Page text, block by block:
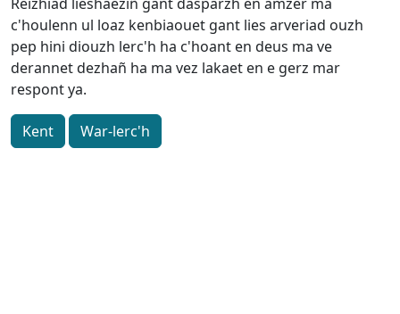
c'houlenn ul loaz kenbiaouet gant lies arveriad ouzh
pep hini diouzh lerc'h ha c'hoant en deus ma ve
derannet dezhañ ha ma vez lakaet en e gerz mar
respont ya.
Kent War-lerc'h